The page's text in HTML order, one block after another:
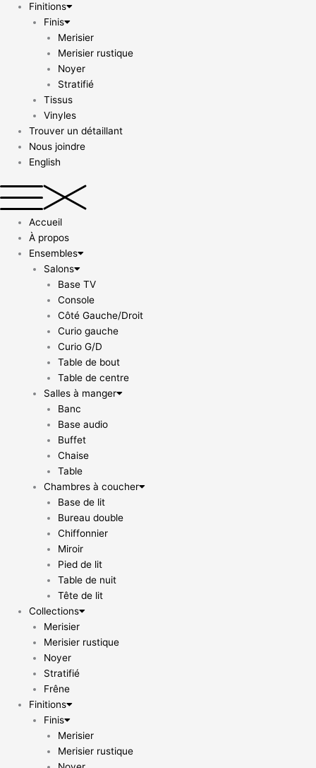
Finitions
Finis
Merisier
Merisier rustique
Noyer
Stratifié
Tissus
Vinyles
Trouver un détaillant
Nous joindre
English
Accueil
À propos
Ensembles
Salons
Base TV
Console
Côté Gauche/Droit
Curio gauche
Curio G/D
Table de bout
Table de centre
Salles à manger
Banc
Base audio
Buffet
Chaise
Table
Chambres à coucher
Base de lit
Bureau double
Chiffonnier
Miroir
Pied de lit
Table de nuit
Tête de lit
Collections
Merisier
Merisier rustique
Noyer
Stratifié
Frêne
Finitions
Finis
Merisier
Merisier rustique